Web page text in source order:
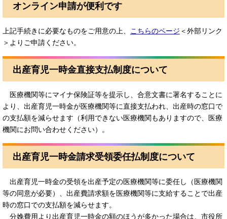
オンライン申請が便利です
上記手続きに必要なものをご用意の上、 こちらのページ ＜外部リンク
＞ よりご申請ください。
出産育児一時金直接支払制度について
医療機関等にマイナ保険証等を提示し、合意文書に署名することに
より、出産育児一時金が医療機関等に直接支払われ、出産時の窓口で
の支払額を減らせます（利用できない医療機関もありますので、医療
機関にお問い合わせください）。
出産育児一時金請求受領委任払制度について
出産育児一時金の受領を出産予定の医療機関等に委任し（医療機関
等の同意が必要）、出産費請求額を医療機関等に支給することで出産
時の窓口での支払額を減らせます。
分娩費用より出産育児一時金の額のほうが多かった場合は、市役所